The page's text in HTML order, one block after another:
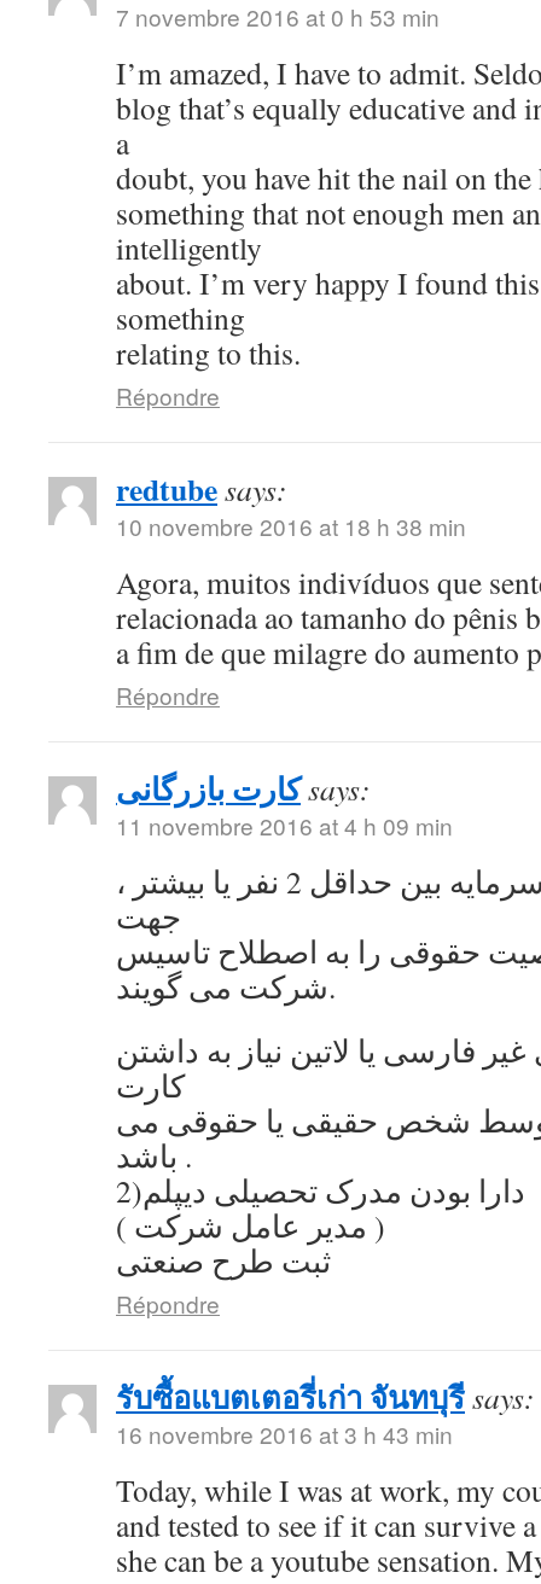
7 novembre 2016 at 0 h 53 min
I’m amazed, I have to admit.
blog that’s equally educative and
a
doubt, you have hit the nail on the
something that not enough men
intelligently
about. I’m very happy I found
something
relating to this.
Répondre
redtubesays:
10 novembre 2016 at 18 h 38 min
Agora, muitos indivíduos que
relacionada ao tamanho do pênis
a fim de que milagre do aumento
Répondre
کارت بازرگانیsays:
11 novembre 2016 at 4 h 09 min
به اشتراک گذاشتن سرمایه بین حداقل 2 نفر یا بیشتر ،
جهت
حقوقی را به اصطلاح تاسیس
شرکت می گویند.
فارسی یا لاتین نیاز به داشتن
کارت
توسط شخص حقیقی یا حقوقی می
باشد .
2)دارا بودن مدرک تحصیلی دیپلم
( مدیر عامل شرکت )
ثبت طرح صنعتی
Répondre
รับซื้อแบตเตอรี่เก่า จันทบุรีsays:
16 novembre 2016 at 3 h 43 min
Today, while I was at work, my
and tested to see if it can survive
she can be a youtube sensation.